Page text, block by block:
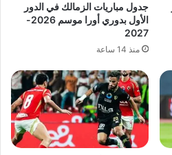
جدول مباريات الزمالك في الدور
الأول بدوري أورا موسم 2026-
2027
منذ 14 ساعة